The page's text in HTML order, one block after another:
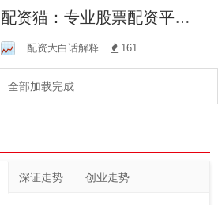
配资猫：专业股票配资平
台，助您轻松盈利！
配资大白话解释 161
全部加载完成
深证走势 创业走势